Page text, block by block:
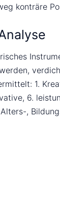
konträre
1.
6.
,